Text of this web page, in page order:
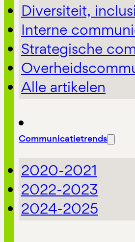
Diversiteit,
Interne
Strategische
Alle artikelen
Communicatietrends
2020-2021
2022-2023
2024-2025